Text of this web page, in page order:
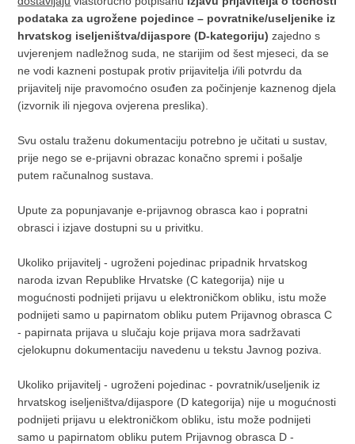
podataka za ugrožene pojedince – povratnike/useljenike iz
hrvatskog iseljeništva/dijaspore (D-kategoriju) zajedno s
uvjerenjem nadležnog suda, ne starijim od šest mjeseci, da se
ne vodi kazneni postupak protiv prijavitelja i/ili potvrdu da
prijavitelj nije pravomoćno osuđen za počinjenje kaznenog djela
(izvornik ili njegova ovjerena preslika).
Svu ostalu traženu dokumentaciju potrebno je učitati u sustav,
prije nego se e-prijavni obrazac konačno spremi i pošalje
putem računalnog sustava.
Upute za popunjavanje e-prijavnog obrasca kao i popratni
obrasci i izjave dostupni su u privitku.
Ukoliko prijavitelj - ugroženi pojedinac pripadnik hrvatskog
naroda izvan Republike Hrvatske (C kategorija) nije u
mogućnosti podnijeti prijavu u elektroničkom obliku, istu može
podnijeti samo u papirnatom obliku putem Prijavnog obrasca C
- papirnata prijava u slučaju koje prijava mora sadržavati
cjelokupnu dokumentaciju navedenu u tekstu Javnog poziva.
Ukoliko prijavitelj - ugroženi pojedinac - povratnik/useljenik iz
hrvatskog iseljeništva/dijaspore (D kategorija) nije u mogućnosti
podnijeti prijavu u elektroničkom obliku, istu može podnijeti
samo u papirnatom obliku putem Prijavnog obrasca D -